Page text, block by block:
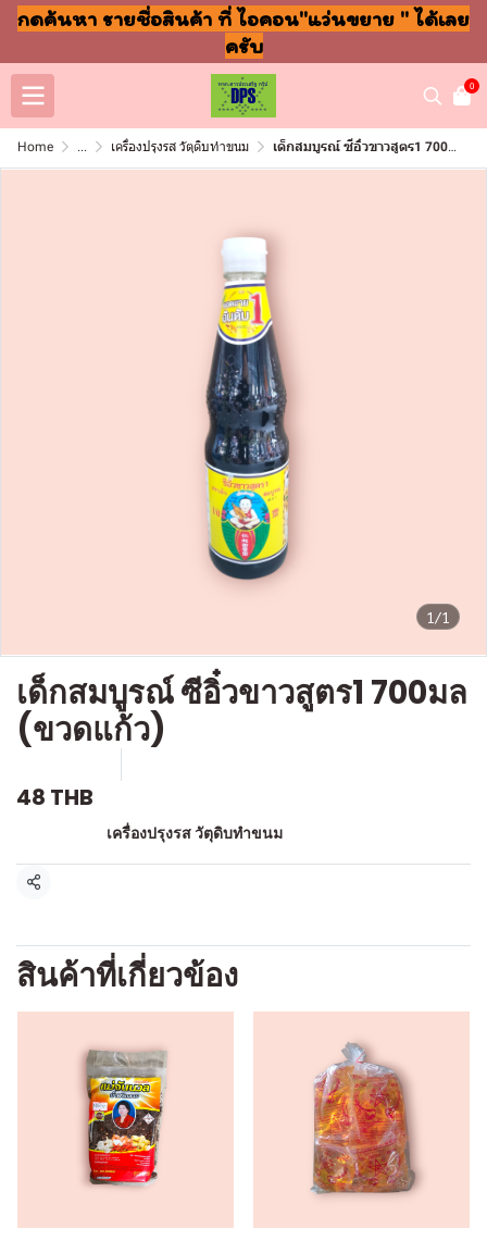
กดค้นหา รายชื่อสินค้า ที่ ไอคอน"แว่นขยาย " ได้เลย
ครับ
0
Home ... เครื่องปรุงรส วัตุดิบทำขนม เด็กสมบูรณ์ ซีอิ๋วขาวสูตร1 700มล (ขวดแก้ว)
1/1
เด็กสมบูรณ์ ซีอิ๋วขาวสูตร1 700มล
(ขวดแก้ว)
48 THB
เครื่องปรุงรส วัตุดิบทำขนม
แชร์
สินค้าที่เกี่ยวข้อง